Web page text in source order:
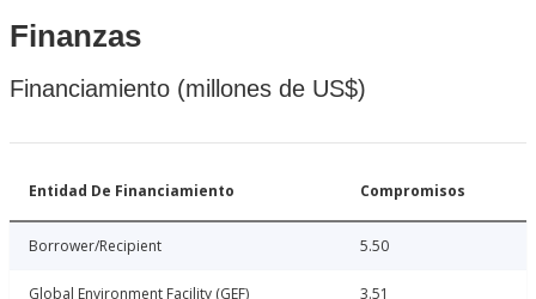
Finanzas
Financiamiento (millones de US$)
Entidad De Financiamiento Compromisos
Borrower/Recipient 5.50
Global Environment Facility (GEF) 3.51